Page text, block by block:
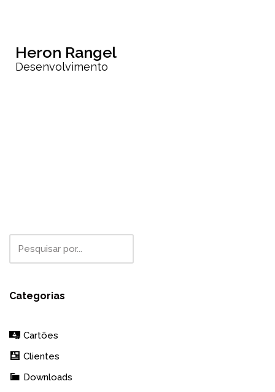
Heron Rangel
Desenvolvimento
Categorias
Cartões
Clientes
Downloads